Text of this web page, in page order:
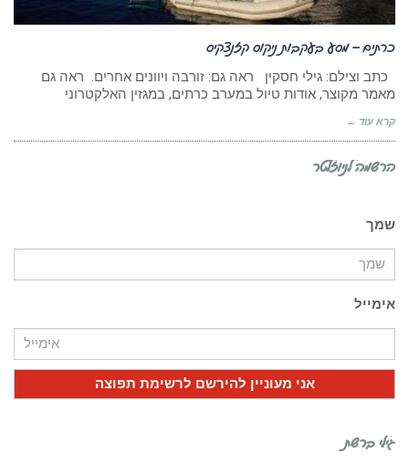
כרתים – מסע בעקבות ניקוס קזנצקיס
כתב וצילם: גילי חסקין ראה גם: זורבה ויוונים אחרים. ראה גם
מאמר מקוצר, אודות טיול במערב כרתים, במגזין האלקטרוני
קרא עוד ←
הרשמה לניוזלטר
שמך
אימייל
גילי ברשת